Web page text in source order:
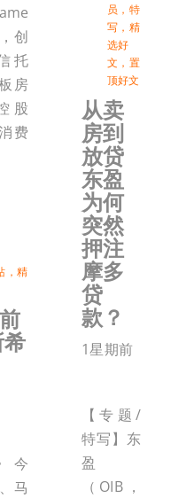
创
托
房
股
费
， 精
今
马
员 ， 特
写 ， 精
选好
文 ， 置
顶好文
从卖
房到
放贷
东盈
为何
突然
押注
摩多
贷
款？
1星期前
【专题/
特写】东
盈
（OIB，